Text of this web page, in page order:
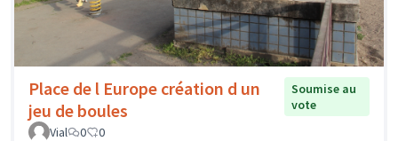
Place de l Europe création d un
jeu de boules
Soumise au
vote
Vial
0 0